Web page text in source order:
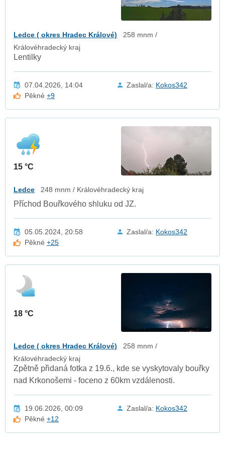
Ledce ( okres Hradec Králové)
258 mnm /
Královéhradecký kraj
Lentilky
07.04.2026, 14:04 Zaslal/a: Kokos342
Pěkné+9
15 °C
Ledce 248 mnm / Královéhradecký kraj
Příchod Bouřkového shluku od JZ.
05.05.2024, 20:58 Zaslal/a: Kokos342
Pěkné+25
18 °C
Ledce ( okres Hradec Králové)
258 mnm /
Královéhradecký kraj
Zpětně přidaná fotka z 19.6., kde se vyskytovaly bouřky
nad Krkonošemi - foceno z 60km vzdálenosti.
19.06.2026, 00:09 Zaslal/a: Kokos342
Pěkné+12